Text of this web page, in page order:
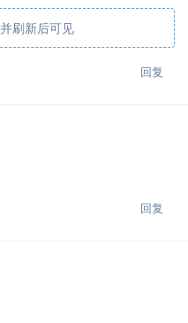
并刷新后可见
回复
回复